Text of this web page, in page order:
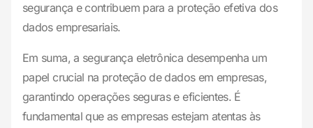
segurança e contribuem para a proteção efetiva dos
dados empresariais.
Em suma, a segurança eletrônica desempenha um
papel crucial na proteção de dados em empresas,
garantindo operações seguras e eficientes. É
fundamental que as empresas estejam atentas às